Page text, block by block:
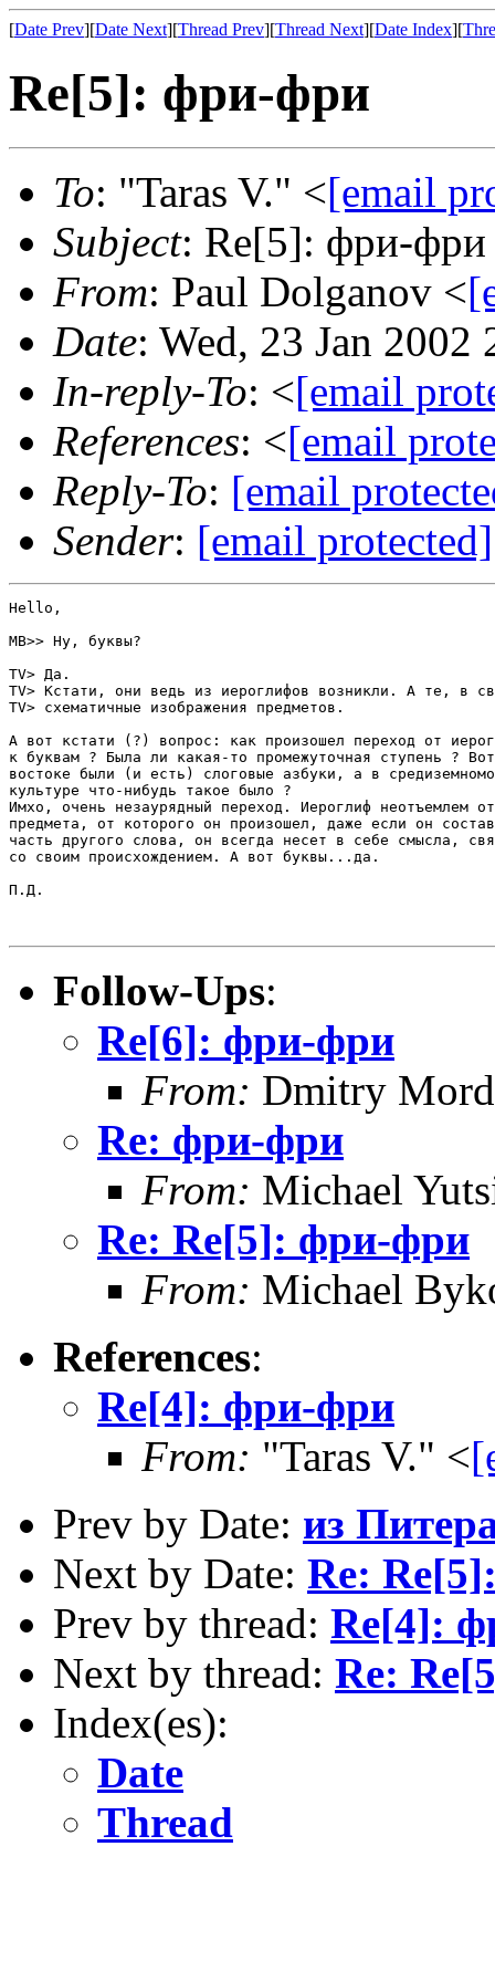
[Date Prev][Date Next][Thread Prev][Thread Next][Date Index][
Re[5]: фри-фри
To: "Taras V." <[email
Subject: Re[5]: фри-фри
From: Paul Dolganov <
Date: Wed, 23 Jan
In-reply-To: <[email
References: <[email
Reply-To: [email
Sender: [email protected]
Hello,
MB>> Ну, буквы?
TV> Да.
TV> Кстати, они ведь из иероглифов возникли. А те, в
TV> схематичные изображения предметов.
А вот кстати (?) вопрос: как произошел переход от
к буквам ? Была ли какая-то промежуточная ступень ?
востоке были (и есть) слоговые азбуки, а в
культуре что-нибудь такое было ?
Имхо, очень незаурядный переход. Иероглиф неотъемлем от
предмета, от которого он произошел, даже если он
часть другого слова, он всегда несет в себе смысла,
со своим происхождением. А вот буквы...да.
П.Д.
Follow-Ups:
Re[6]: фри-фри
From: Dmitry
Re: фри-фри
From: Michael
Re: Re[5]: фри-фри
From: Michael
References:
Re[4]: фри-фри
From: "Taras V." <
Prev by Date: из
Next by Date: Re:
Prev by thread: Re[4]:
Next by thread: Re:
Index(es):
Date
Thread